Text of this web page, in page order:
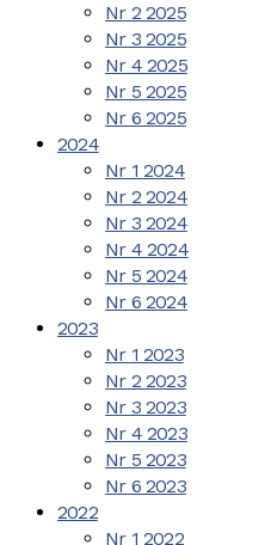
Nr 2 2025
Nr 3 2025
Nr 4 2025
Nr 5 2025
Nr 6 2025
2024
Nr 1 2024
Nr 2 2024
Nr 3 2024
Nr 4 2024
Nr 5 2024
Nr 6 2024
2023
Nr 1 2023
Nr 2 2023
Nr 3 2023
Nr 4 2023
Nr 5 2023
Nr 6 2023
2022
Nr 1 2022